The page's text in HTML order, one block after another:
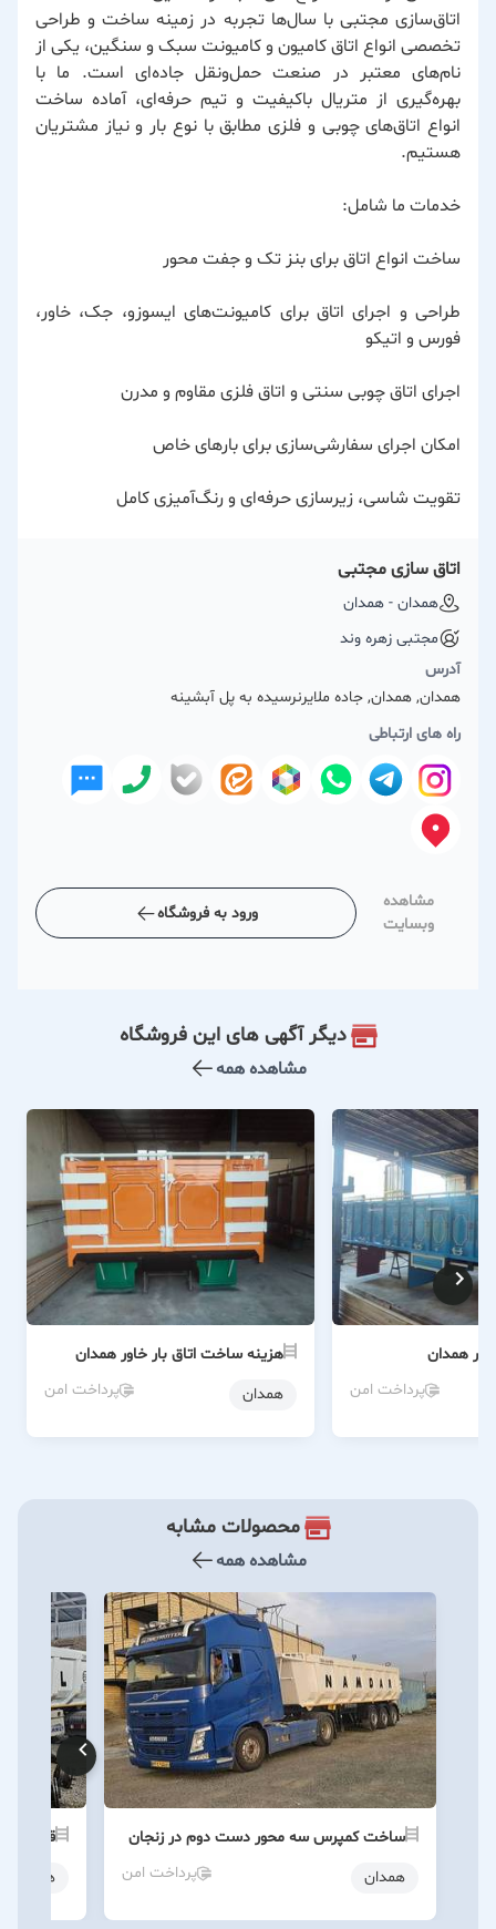
اتاق‌سازی مجتبی با سال‌ها تجربه در زمینه ساخت و طراحی
تخصصی انواع اتاق کامیون و کامیونت سبک و سنگین، یکی از
نام‌های معتبر در صنعت حمل‌ونقل جاده‌ای است. ما با
بهره‌گیری از متریال با‌کیفیت و تیم حرفه‌ای، آماده ساخت
انواع اتاق‌های چوبی و فلزی مطابق با نوع بار و نیاز مشتریان
هستیم.
خدمات ما شامل:
ساخت انواع اتاق برای بنز تک و جفت محور
طراحی و اجرای اتاق برای کامیونت‌های ایسوزو، جک، خاور،
فورس و اتیکو
اجرای اتاق چوبی سنتی و اتاق فلزی مقاوم و مدرن
امکان اجرای سفارشی‌سازی برای بارهای خاص
تقویت شاسی، زیرسازی حرفه‌ای و رنگ‌آمیزی کامل
اتاق سازی مجتبی
همدان - همدان
مجتبی زهره وند
آدرس
همدان, همدان, جاده ملایرنرسیده به پل آبشینه
راه های ارتباطی
مشاهده
وبسایت
ورود به فروشگاه
دیگر آگهی های این فروشگاه
مشاهده همه
همدان
پرداخت امن
هزینه ساخت اتاق بار خاور همدان
همدان
پرداخت امن
محصولات مشابه
مشاهده همه
ساخت کمپرس سه محور دست دوم در زنجان
همدان
پرداخت امن
قیمت
همدان